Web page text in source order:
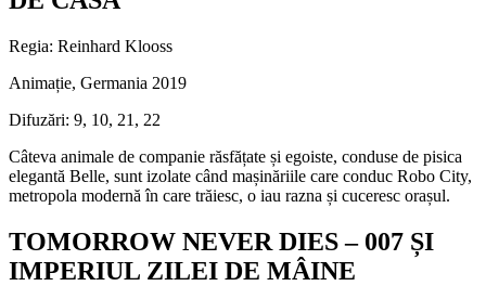
Regia: Reinhard Klooss
Animație, Germania 2019
Difuzări: 9, 10, 21, 22
Câteva animale de companie răsfățate și egoiste, conduse de pisica
elegantă Belle, sunt izolate când mașinăriile care conduc Robo City,
metropola modernă în care trăiesc, o iau razna și cuceresc orașul.
TOMORROW NEVER DIES – 007 ȘI
IMPERIUL ZILEI DE MÂINE